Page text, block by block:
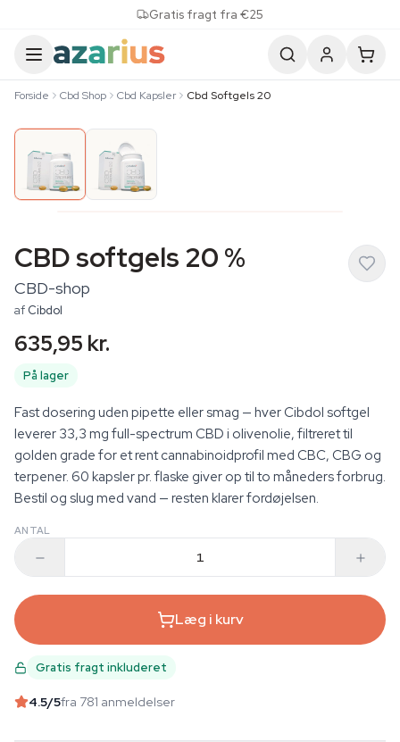
Gratis fragt fra €25
Forside Cbd Shop Cbd Kapsler Cbd Softgels 20
CBD softgels 20 %
CBD-shop
af Cibdol
635,95 kr.
På lager
Fast dosering uden pipette eller smag — hver Cibdol softgel
leverer 33,3 mg full-spectrum CBD i olivenolie, filtreret til
golden grade for et rent cannabinoidprofil med CBC, CBG og
terpener. 60 kapsler pr. flaske giver op til to måneders forbrug.
Bestil og slug med vand — resten klarer fordøjelsen.
ANTAL
Læg i kurv
Gratis fragt inkluderet
4.5/5fra 781 anmeldelser